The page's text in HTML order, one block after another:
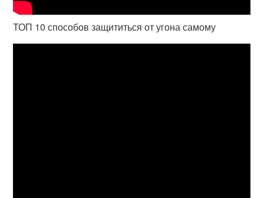
ТОП 10 способов защититься от угона самому